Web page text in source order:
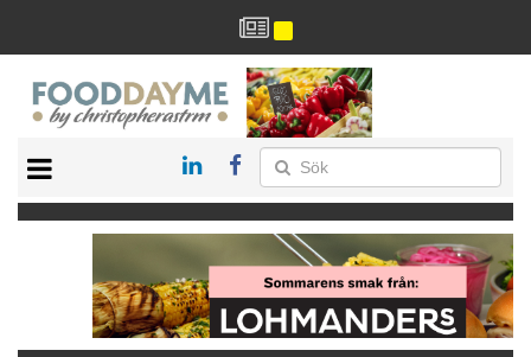
DRYCK
RECEPT
RESTAURANG